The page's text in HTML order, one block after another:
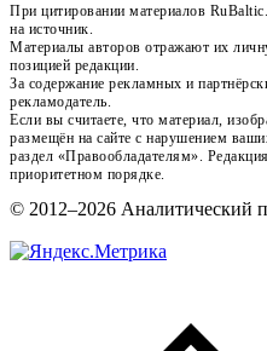
При цитировании материалов
на источник.
Материалы авторов отражают их
позицией редакции.
За содержание рекламных и
рекламодатель.
Если вы считаете, что материал,
размещён на сайте с нарушением
раздел «Правообладателям».
приоритетном порядке.
© 2012–2026 Аналитический